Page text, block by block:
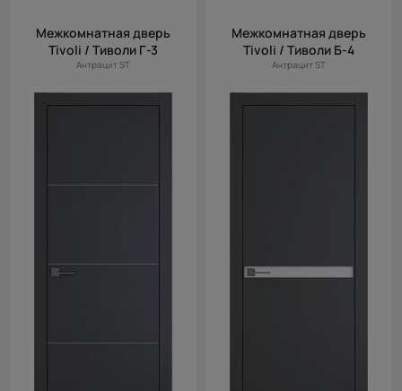
Межкомнатная дверь
Tivoli / Тиволи Г-3
Антрацит ST
Межкомнатная дверь
Tivoli / Тиволи Б-4
Антрацит ST